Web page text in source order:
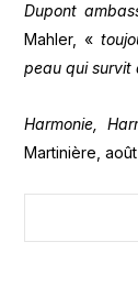
Dupont
Mahler, «
peau qui survit
Harmonie,
Martinière,